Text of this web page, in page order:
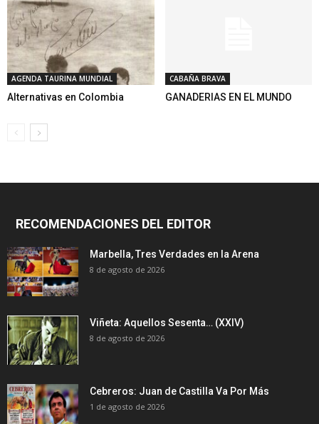
AGENDA TAURINA MUNDIAL
Alternativas en Colombia
CABAÑA BRAVA
GANADERIAS EN EL MUNDO
RECOMENDACIONES DEL EDITOR
Marbella, Tres Verdades en la Arena
8 de agosto de 2026
Viñeta: Aquellos Sesenta… (XXIV)
8 de agosto de 2026
Cebreros: Juan de Castilla Va Por Más
1 de agosto de 2026